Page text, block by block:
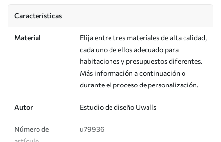
Características
Material
Elija entre tres materiales de alta calidad,
cada uno de ellos adecuado para
habitaciones y presupuestos diferentes.
Más información a continuación o
durante el proceso de personalización.
Autor Estudio de diseño Uwalls
Número de
u79936